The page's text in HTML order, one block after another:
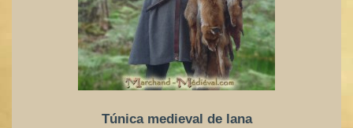
Túnica medieval de lana